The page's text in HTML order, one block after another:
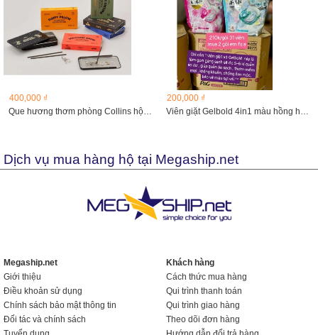
400,000 ₫
Que hương thơm phòng Collins hộp 70 que
200,000 ₫
Viên giặt Gelbold 4in1 màu hồng hoa mẫu đơn
Dịch vụ mua hàng hộ tại Megaship.net
Megaship.net
Giới thiệu
Điều khoản sử dụng
Chính sách bảo mật thông tin
Đối tác và chính sách
Khách hàng
Cách thức mua hàng
Qui trình thanh toán
Qui trình giao hàng
Theo dõi đơn hàng